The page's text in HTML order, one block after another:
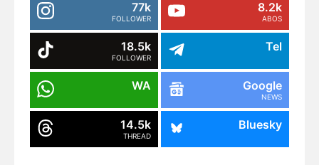
77k
FOLLOWER
8.2k
ABOS
18.5k
FOLLOWER
Tel
WA Google
NEWS
14.5k
THREAD
Bluesky